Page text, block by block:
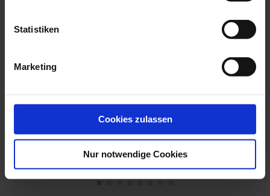
Statistiken
Marketing
Cookies zulassen
Nur notwendige Cookies
Mug, The Original, Red, V
Espresso Cup & Saucer,